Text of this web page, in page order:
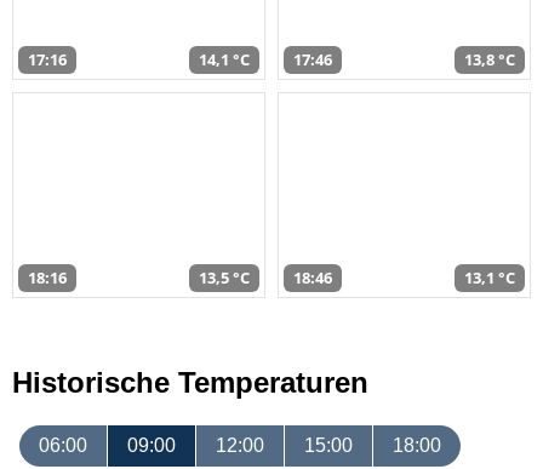
17:16 14,1 °C 17:46 13,8 °C
18:16 13,5 °C 18:46 13,1 °C
Historische Temperaturen
06:00 09:00 12:00 15:00 18:00